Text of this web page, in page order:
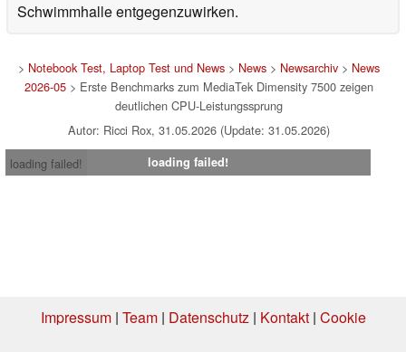
Schwimmhalle entgegenzuwirken.
> Notebook Test, Laptop Test und News> News> Newsarchiv> News
2026-05> Erste Benchmarks zum MediaTek Dimensity 7500 zeigen
deutlichen CPU-Leistungssprung
Autor: Ricci Rox, 31.05.2026 (Update: 31.05.2026)
loading failed!
loading failed!
Impressum| Team| Datenschutz| Kontakt| Cookie